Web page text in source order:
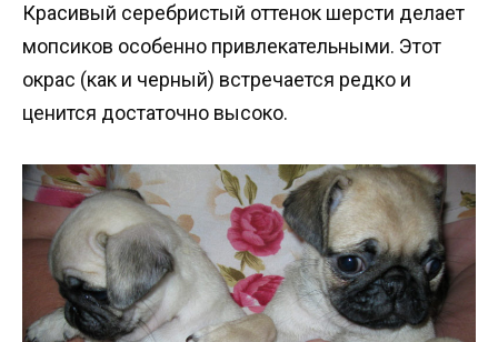
Красивый серебристый оттенок шерсти делает
мопсиков особенно привлекательными. Этот
окрас (как и черный) встречается редко и
ценится достаточно высоко.